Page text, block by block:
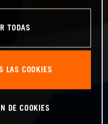
TODAS
LAS COOKIES
DE COOKIES